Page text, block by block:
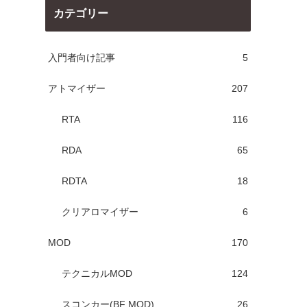
カテゴリー
入門者向け記事 5
アトマイザー 207
RTA 116
RDA 65
RDTA 18
クリアロマイザー 6
MOD 170
テクニカルMOD 124
スコンカー(BF MOD) 26